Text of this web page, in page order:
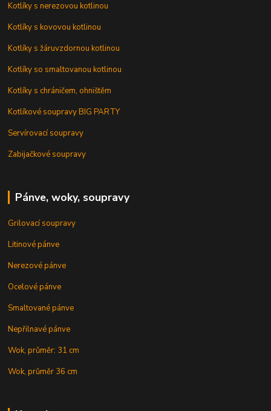
Kotlíky s nerezovou kotlinou
Kotlíky s kovovou kotlinou
Kotlíky s žáruvzdornou kotlinou
Kotlíky so smaltovanou kotlinou
Kotlíky s chráničem, ohništěm
Kotlíkové soupravy BIG PARTY
Servírovací soupravy
Zabijačkové soupravy
Pánve, woky, soupravy
Grilovací soupravy
Litinové pánve
Nerezové pánve
Ocelové pánve
Smaltované pánve
Nepřilnavé pánve
Wok, průměr: 31 cm
Wok, průměr 36 cm